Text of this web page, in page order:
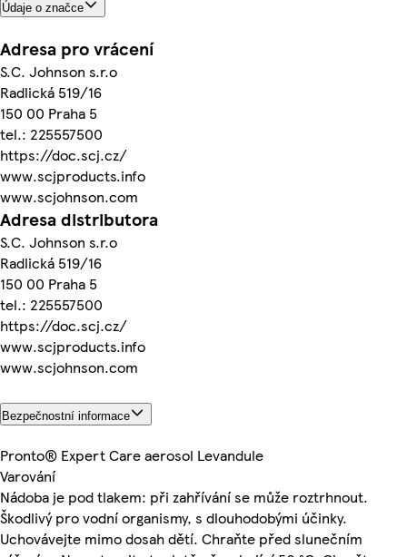
Údaje o značce
Adresa pro vrácení
S.C. Johnson s.r.o
Radlická 519/16
150 00 Praha 5
tel.: 225557500
https://doc.scj.cz/
www.scjproducts.info
www.scjohnson.com
Adresa distributora
S.C. Johnson s.r.o
Radlická 519/16
150 00 Praha 5
tel.: 225557500
https://doc.scj.cz/
www.scjproducts.info
www.scjohnson.com
Bezpečnostní informace
Pronto® Expert Care aerosol Levandule
Varování
Nádoba je pod tlakem: při zahřívání se může roztrhnout.
Škodlivý pro vodní organismy, s dlouhodobými účinky.
Uchovávejte mimo dosah dětí. Chraňte před slunečním